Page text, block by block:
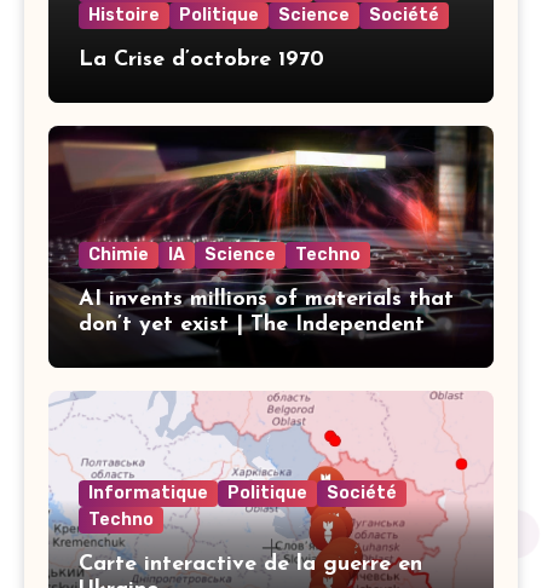
Histoire
Politique Science Société
La Crise d’octobre 1970
Chimie IA Science Techno
AI invents millions of materials that
don’t yet exist | The Independent
Informatique Politique
Société
Techno
Carte interactive de la guerre en